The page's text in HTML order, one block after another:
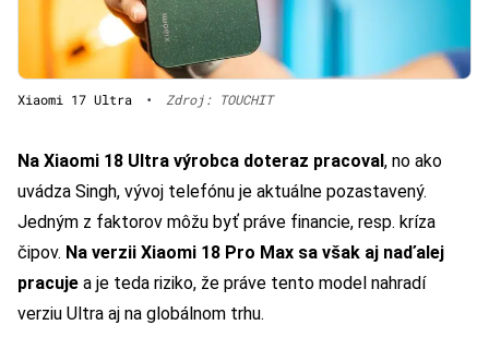
Xiaomi 17 Ultra • Zdroj: TOUCHIT
Na Xiaomi 18 Ultra výrobca doteraz pracoval , no ako
uvádza Singh, vývoj telefónu je aktuálne pozastavený.
Jedným z faktorov môžu byť práve financie, resp. kríza
čipov. Na verzii Xiaomi 18 Pro Max sa však aj naďalej
pracuje a je teda riziko, že práve tento model nahradí
verziu Ultra aj na globálnom trhu.